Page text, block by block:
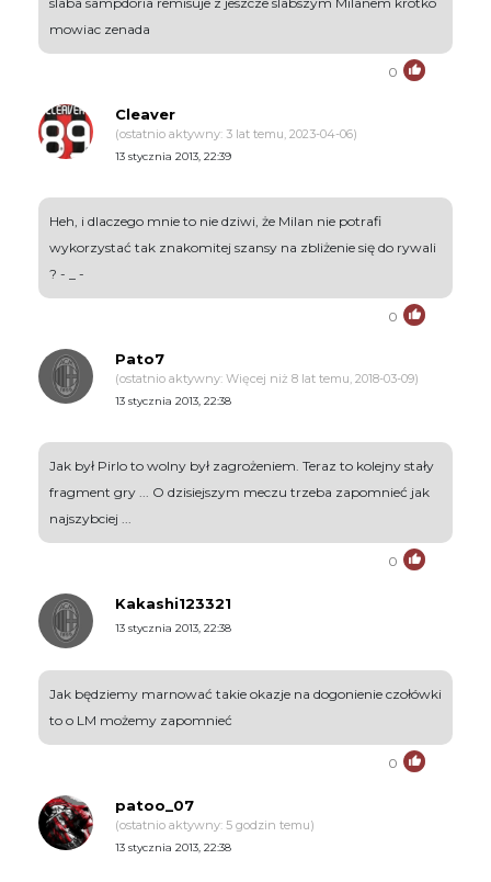
mowiac zenada
0
Cleaver
(ostatnio aktywny: 3 lat temu, 2023-04-06)
13 stycznia 2013, 22:39
Heh, i dlaczego mnie to nie dziwi, że Milan nie potrafi
wykorzystać tak znakomitej szansy na zbliżenie się do rywali
? - _ -
0
Pato7
(ostatnio aktywny: Więcej niż 8 lat temu, 2018-03-09)
13 stycznia 2013, 22:38
Jak był Pirlo to wolny był zagrożeniem. Teraz to kolejny stały
fragment gry ... O dzisiejszym meczu trzeba zapomnieć jak
najszybciej ...
0
Kakashi123321
13 stycznia 2013, 22:38
Jak będziemy marnować takie okazje na dogonienie czołówki
to o LM możemy zapomnieć
0
patoo_07
(ostatnio aktywny: 5 godzin temu)
13 stycznia 2013, 22:38